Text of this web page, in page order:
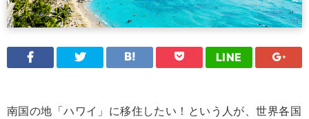
LINE
南国の地「ハワイ」に移住したい！という人が、世界各国